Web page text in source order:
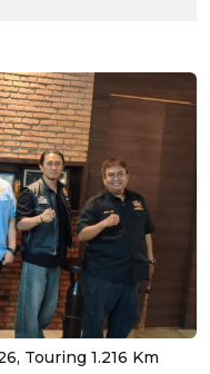
Touring 1.216 Km